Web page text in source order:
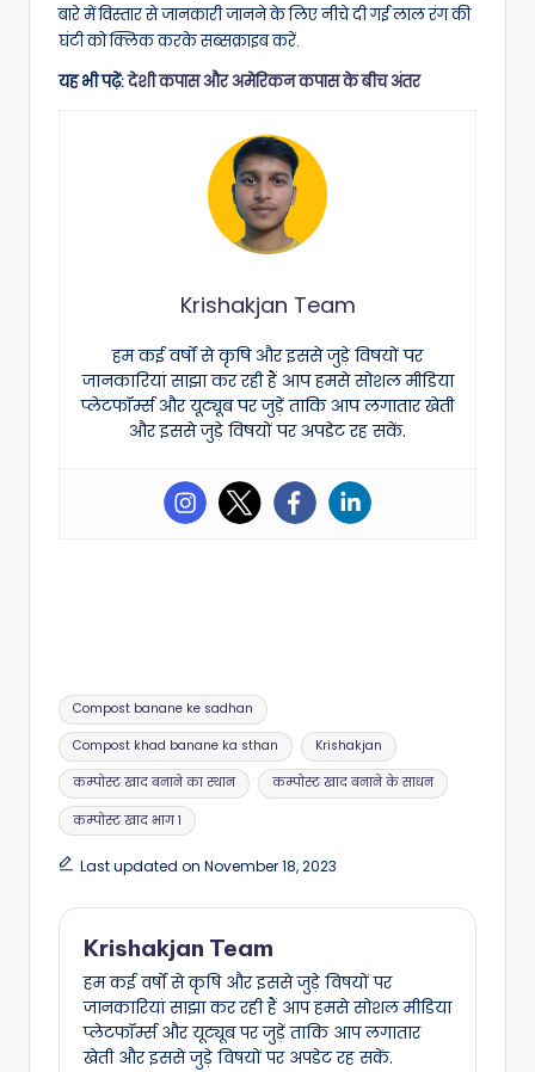
बारे में विस्तार से जानकारी जानने के लिए नीचे दी गई लाल रंग की
घंटी को क्लिक करके सब्सक्राइब करें.
यह भी पढ़ें:देशी कपास और अमेरिकन कपास के बीच अंतर
Krishakjan Team
हम कई वर्षों से कृषि और इससे जुड़े विषयों पर
जानकारियां साझा कर रही हैं आप हमसे सोशल मीडिया
प्लेटफॉर्म्स और यूट्यूब पर जुड़ें ताकि आप लगातार खेती
और इससे जुड़े विषयों पर अपडेट रह सकें.
Tags:
Compost banane ke sadhan
Compost khad banane ka sthan Krishakjan
कम्पोस्ट खाद बनाने का स्थान कम्पोस्ट खाद बनाने के साधन
कम्पोस्ट खाद भाग 1
Last updated on November 18, 2023
Krishakjan Team
हम कई वर्षों से कृषि और इससे जुड़े विषयों पर
जानकारियां साझा कर रही हैं आप हमसे सोशल मीडिया
प्लेटफॉर्म्स और यूट्यूब पर जुड़ें ताकि आप लगातार
खेती और इससे जुड़े विषयों पर अपडेट रह सकें.